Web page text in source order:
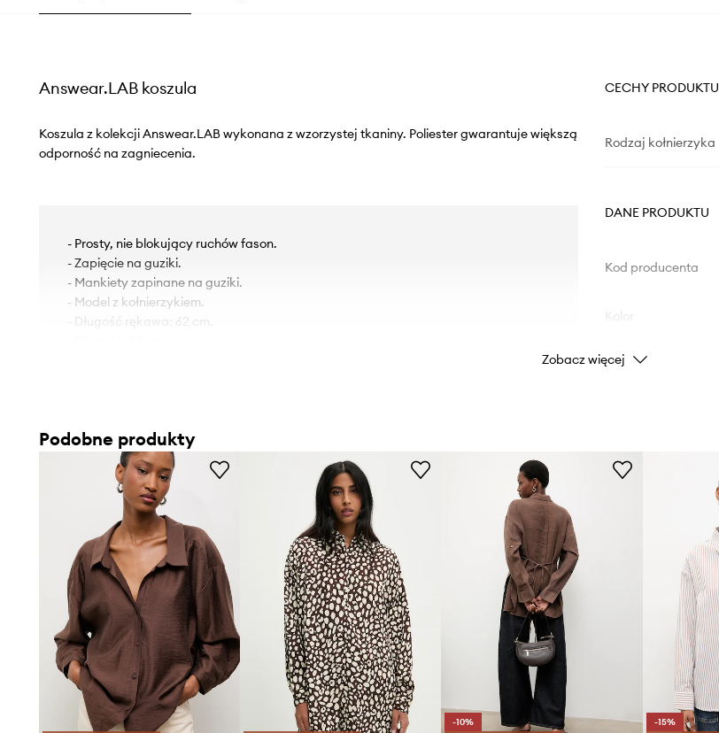
Answear.LAB koszula
Koszula z kolekcji Answear.LAB wykonana z wzorzystej tkaniny. Poliester gwarantuje większą
odporność na zagniecenia.
- Prosty, nie blokujący ruchów fason.
- Zapięcie na guziki.
- Mankiety zapinane na guziki.
- Model z kołnierzykiem.
- Długość rękawa: 62 cm.
CECHY PRODUKTU
Rodzaj kołnierzyka
DANE PRODUKTU
Kod producenta
Marka
ID Produktu
Zobacz więcej
Podobne produkty
-10%
-15%